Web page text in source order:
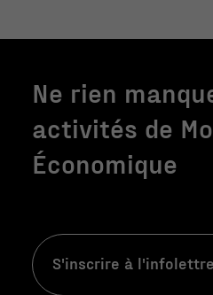
Ne rien
activités de
Économique
S'inscrire à l'infolettre